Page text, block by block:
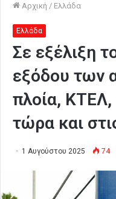
Αρχική / Ελλάδα
Ελλάδα
Σε εξέλιξη
εξόδου των
πλοία, ΚΤΕΛ,
τώρα και
1 Αυγούστου 2025 74